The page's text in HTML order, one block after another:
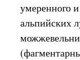
умеренного
альпийских